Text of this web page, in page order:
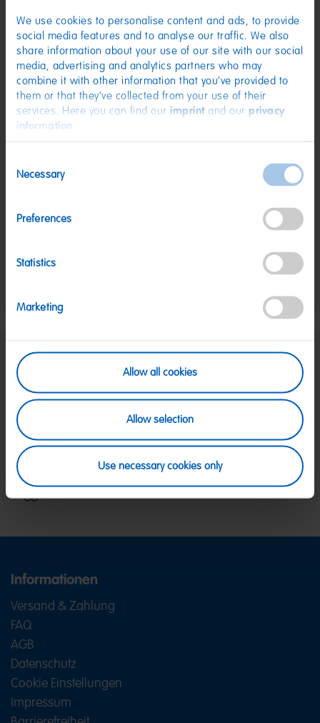
We use cookies to personalise content and ads, to provide
social media features and to analyse our traffic. We also
share information about your use of our site with our social
media, advertising and analytics partners who may
combine it with other information that you’ve provided to
them or that they’ve collected from your use of their
services. Here you can find our imprintand our privacy
information
Selection
Necessary
Preferences
Statistics
Marketing
Allow all cookies
Allow selection
Use necessary cookies only
Holunderbeere, Schwarze Johannisbeere, Zitrone, Aronia, Traube;
Aroma; Holunderbeerextrakt; Karamellsirup. Kann Spuren von MILCH,
WEIZEN enthalten.
Nährwerte
Nährwerte pro 100 g
Energie: 1462 kJ/344 kcal
Kohlenhydrate:
SICHERE ZAHLUNG
Rechnung, Visa, Mastercard
KOSTENLOSE LIEFERUNG
Ab 79 € nach Österreich
KUNDENSERVICE
Informationen
Versand & Zahlung
FAQ
AGB
Datenschutz
Cookie Einstellungen
Impressum